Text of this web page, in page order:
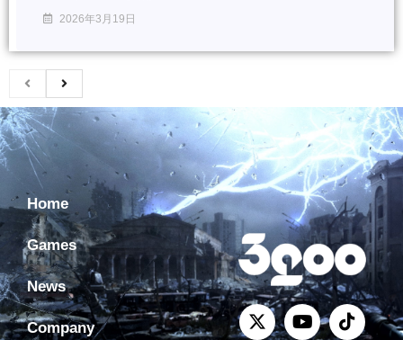
2026年3月19日
Home
Games
News
Company